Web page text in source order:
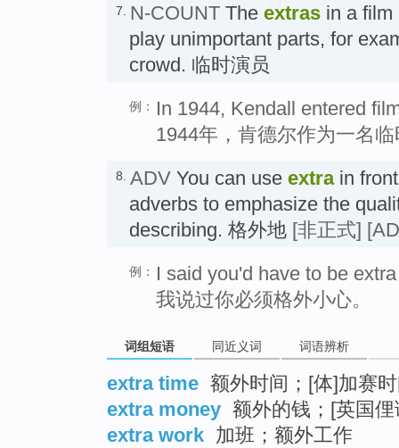
7. N-COUNT The extras in a film
play unimportant parts, for
crowd. 临时演员
例：
In 1944, Kendall entered
1944年，肯德尔作为一名
8. ADV You can use extrain
adverbs to emphasize the
describing. 格外地 [非正式]
例：
I said you'd have to be
我说过你必须格外小心。
词组短语 同近义词 词语辨析
extra time 额外时间；[体]加赛
extra money 额外的钱；[英国
extra work 加班；额外工作